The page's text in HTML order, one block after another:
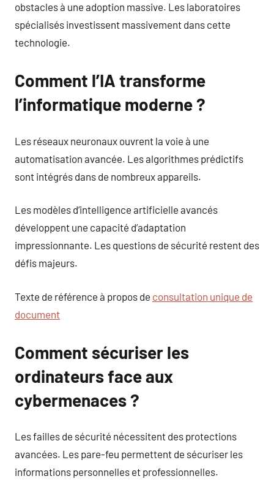
obstacles à une adoption massive. Les laboratoires
spécialisés investissent massivement dans cette
technologie.
Comment l’IA transforme
l’informatique moderne ?
Les réseaux neuronaux ouvrent la voie à une
automatisation avancée. Les algorithmes prédictifs
sont intégrés dans de nombreux appareils.
Les modèles d’intelligence artificielle avancés
développent une capacité d’adaptation
impressionnante. Les questions de sécurité restent des
défis majeurs.
Texte de référence à propos de consultation unique de
document
Comment sécuriser les
ordinateurs face aux
cybermenaces ?
Les failles de sécurité nécessitent des protections
avancées. Les pare-feu permettent de sécuriser les
informations personnelles et professionnelles.